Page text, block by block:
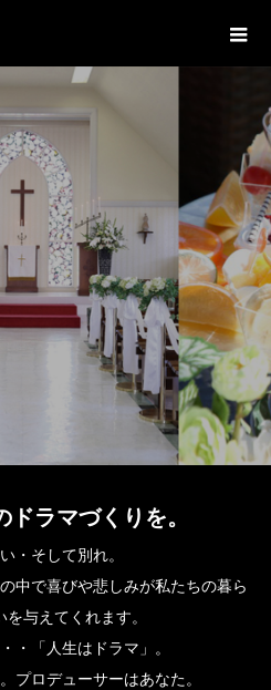
ドラマづくりを。
・そして別れ。
中で喜びや悲しみが私たちの暮ら
与えてくれます。
・「人生はドラマ」。
プロデューサーはあなた。